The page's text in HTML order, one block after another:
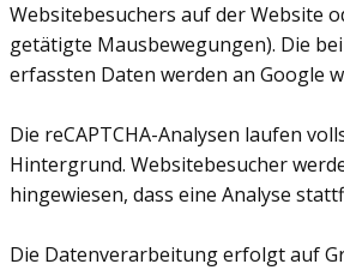
Websitebesuchers auf der Website
getätigte Mausbewegungen). Die
erfassten Daten werden an Google
Die reCAPTCHA-Analysen laufen
Hintergrund. Websitebesucher
hingewiesen, dass eine Analyse
Die Datenverarbeitung erfolgt auf